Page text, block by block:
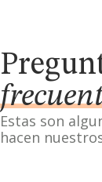
Estas son
hacen